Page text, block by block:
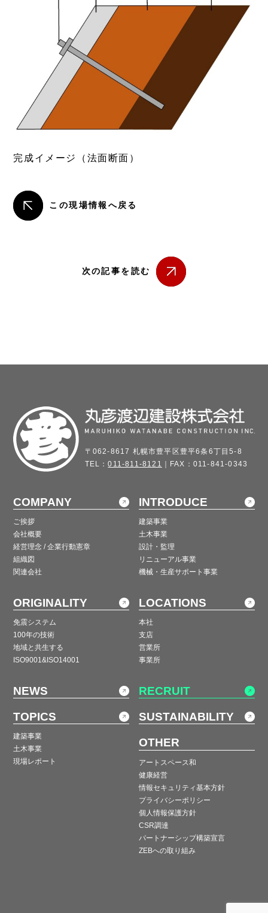
完成イメージ（法面断面）
この現場情報へ戻る
次の記事を読む
〒062-8617 札幌市豊平区豊平6条6丁目5-8
TEL：011-811-8121 ｜FAX：011-841-0343
COMPANY
ご挨拶
会社概要
経営理念 / 企業行動憲章
組織図
関連会社
INTRODUCE
建築事業
土木事業
設計・監理
リニューアル事業
機械・生産サポート事業
ORIGINALITY
免震システム
100年の技術
地域と共生する
ISO9001&ISO14001
LOCATIONS
本社
支店
営業所
事業所
NEWS
TOPICS
建築事業
土木事業
現場レポート
RECRUIT
SUSTAINABILITY
OTHER
アートスペース和
健康経営
情報セキュリティ基本方針
プライバシーポリシー
個人情報保護方針
CSR調達
パートナーシップ構築宣言
ZEBへの取り組み